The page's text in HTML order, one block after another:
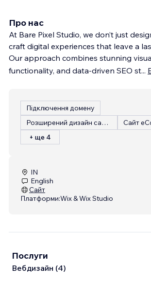
Про нас
At Bare Pixel Studio, we don’t just
craft digital experiences that leave a
Our approach combines stunning
functionality, and data-driven SEO st...
Підключення домену
Розширений дизайн сайту
Сайт
+ ще 4
IN
English
Сайт
Платформи:Wix & Wix Studio
Послуги
Вебдизайн (4)